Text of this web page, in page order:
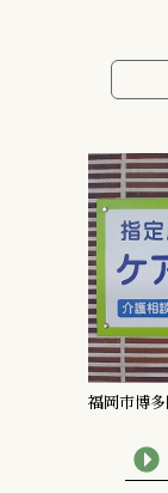
福岡市博